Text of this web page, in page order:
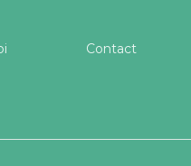
Contact